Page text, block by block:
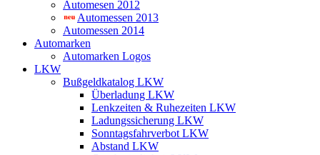
Automesen 2012
Automessen 2013
Automessen 2014
Automarken
Automarken Logos
LKW
Bußgeldkatalog LKW
Überladung LKW
Lenkzeiten & Ruhezeiten LKW
Ladungssicherung LKW
Sonntagsfahrverbot LKW
Abstand LKW